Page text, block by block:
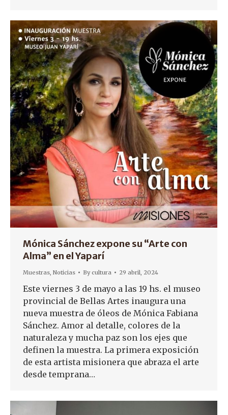
Mónica Sánchez expone su “Arte con
Alma” en el Yaparí
Muestras, Noticias Bycultura 29 abril, 2024
Este viernes 3 de mayo a las 19 hs. el museo
provincial de Bellas Artes inaugura una
nueva muestra de óleos de Mónica Fabiana
Sánchez. Amor al detalle, colores de la
naturaleza y mucha paz son los ejes que
definen la muestra. La primera exposición
de esta artista misionera que abraza el arte
desde temprana…